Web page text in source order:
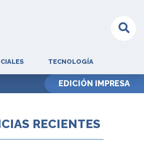
TECNOLOGÍA
EDICIÓN IMPRESA
RECIENTES